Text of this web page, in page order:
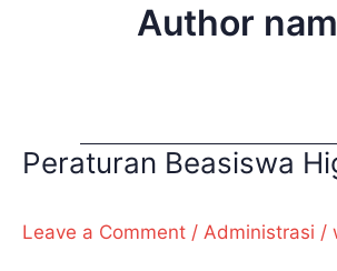
Author
Peraturan Beasiswa
Leave a Comment / Administrasi /
Peraturan
High